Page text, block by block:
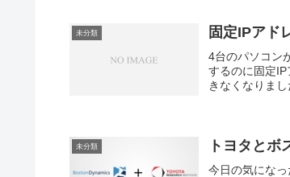
未分類 固定IPアド
4台のパソコン
するのに固定
きなくなりまし
未分類 トヨタと
今日の気にな